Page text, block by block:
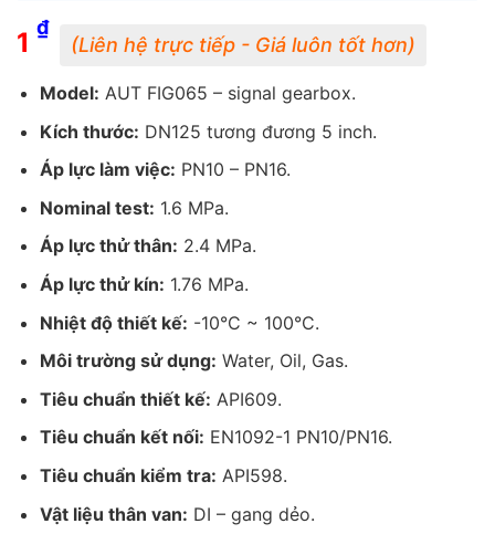
1 ₫
Model: AUT FIG065 – signal gearbox.
Kích thước: DN125 tương đương 5 inch.
Áp lực làm việc: PN10 – PN16.
Nominal test: 1.6 MPa.
Áp lực thử thân: 2.4 MPa.
Áp lực thử kín: 1.76 MPa.
Nhiệt độ thiết kế: -10°C ~ 100°C.
Môi trường sử dụng: Water, Oil, Gas.
Tiêu chuẩn thiết kế: API609.
Tiêu chuẩn kết nối: EN1092-1 PN10/PN16.
Tiêu chuẩn kiểm tra: API598.
Vật liệu thân van: DI – gang dẻo.